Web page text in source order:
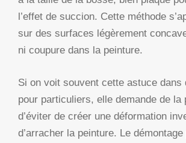
l’effet de succion. Cette méthode
sur des surfaces légèrement
ni coupure dans la peinture.
Si on voit souvent cette astuce dans
pour particuliers, elle demande de la
d’éviter de créer une déformation
d’arracher la peinture. Le